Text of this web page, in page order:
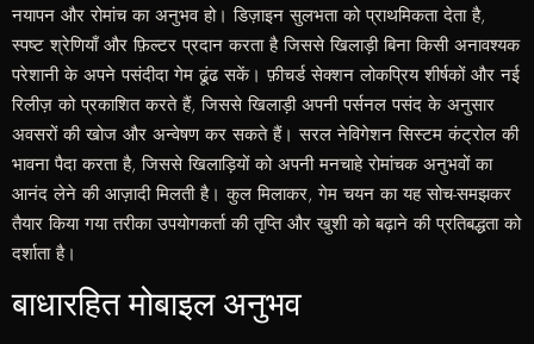
नयापन और रोमांच का अनुभव हो। डिज़ाइन सुलभता को प्राथमिकता देता है,
स्पष्ट श्रेणियाँ और फ़िल्टर प्रदान करता है जिससे खिलाड़ी बिना किसी अनावश्यक
परेशानी के अपने पसंदीदा गेम ढूंढ सकें। फ़ीचर्ड सेक्शन लोकप्रिय शीर्षकों और नई
रिलीज़ को प्रकाशित करते हैं, जिससे खिलाड़ी अपनी पर्सनल पसंद के अनुसार
अवसरों की खोज और अन्वेषण कर सकते हैं। सरल नेविगेशन सिस्टम कंट्रोल की
भावना पैदा करता है, जिससे खिलाड़ियों को अपनी मनचाहे रोमांचक अनुभवों का
आनंद लेने की आज़ादी मिलती है। कुल मिलाकर, गेम चयन का यह सोच-समझकर
तैयार किया गया तरीका उपयोगकर्ता की तृप्ति और खुशी को बढ़ाने की प्रतिबद्धता को
दर्शाता है।
बाधारहित मोबाइल अनुभव